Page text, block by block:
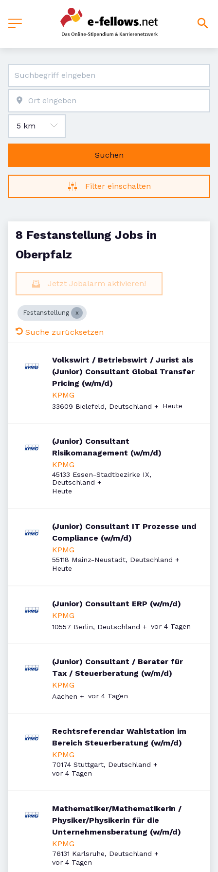
Suchen
Filter einschalten
8 Festanstellung Jobs in
Oberpfalz
Jetzt Jobalarm aktivieren!
Festanstellung
Suche zurücksetzen
Volkswirt / Betriebswirt / Jurist als
(Junior) Consultant Global Transfer
Pricing (w/m/d)
KPMG
33609 Bielefeld, Deutschland + Veröffentlicht
Heute
(Junior) Consultant
Risikomanagement (w/m/d)
KPMG
45133 Essen-Stadtbezirke IX,
Deutschland +
Veröffentlicht
Heute
(Junior) Consultant IT Prozesse und
Compliance (w/m/d)
KPMG
55118 Mainz-Neustadt, Deutschland +
Veröffentlicht
Heute
(Junior) Consultant ERP (w/m/d)
KPMG
10557 Berlin, Deutschland + Veröffentlicht
vor 4 Tagen
(Junior) Consultant / Berater für
Tax / Steuerberatung (w/m/d)
KPMG
Aachen + Veröffentlicht
vor 4 Tagen
Rechtsreferendar Wahlstation im
Bereich Steuerberatung (w/m/d)
KPMG
70174 Stuttgart, Deutschland +
Veröffentlicht
vor 4 Tagen
Mathematiker/Mathematikerin /
Physiker/Physikerin für die
Unternehmensberatung (w/m/d)
KPMG
76131 Karlsruhe, Deutschland +
Veröffentlicht
vor 4 Tagen